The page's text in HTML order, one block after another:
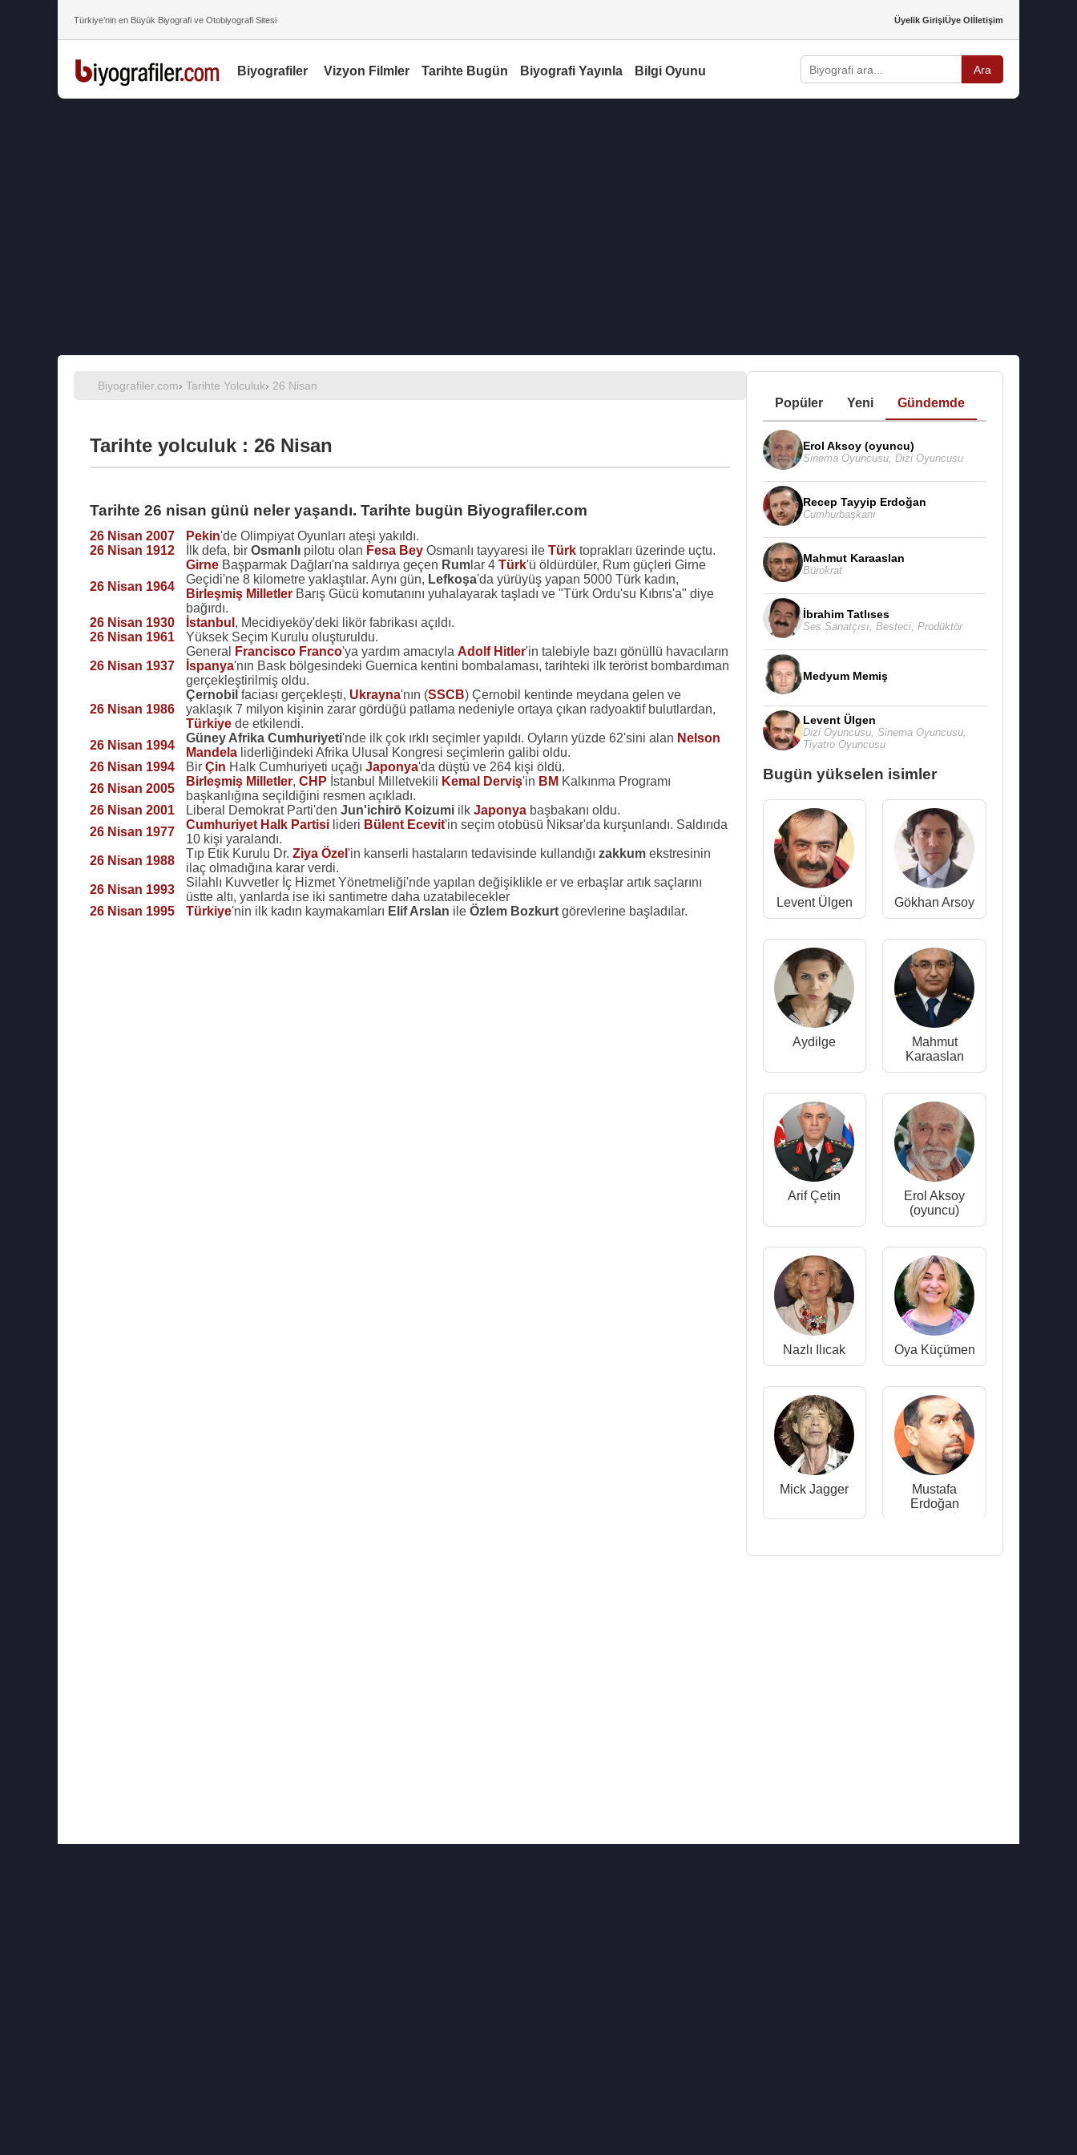
Türkiye’nin en Büyük Biyografi ve Otobiyografi Sitesi Üyelik GirişiÜye Olİletişim
Biyografiler Vizyon Filmler Tarihte Bugün Biyografi Yayınla Bilgi Oyunu Ara
Biyografiler.com› Tarihte Yolculuk› 26 Nisan
Tarihte yolculuk : 26 Nisan
Tarihte 26 nisan günü neler yaşandı. Tarihte bugün Biyografiler.com
26 Nisan 2007 Pekin'de Olimpiyat Oyunları ateşi yakıldı.
26 Nisan 1912
İlk defa, bir Osmanlıpilotu olan Fesa BeyOsmanlı tayyaresi ile Türktoprakları üzerinde uçtu.
26 Nisan 1964
GirneBaşparmak Dağları'na saldırıya geçen Rumlar 4 Türk'ü öldürdüler, Rum güçleri Girne
Geçidi'ne 8 kilometre yaklaştılar. Aynı gün, Lefkoşa'da yürüyüş yapan 5000 Türk kadın,
Birleşmiş MilletlerBarış Gücü komutanını yuhalayarak taşladı ve "Türk Ordu'su Kıbrıs'a" diye
bağırdı.
26 Nisan 1930
İstanbul , Mecidiyeköy'deki likör fabrikası açıldı.
26 Nisan 1961
Yüksek Seçim Kurulu oluşturuldu.
26 Nisan 1937
General Francisco Franco'ya yardım amacıyla Adolf Hitler'in talebiyle bazı gönüllü havacıların
İspanya'nın Bask bölgesindeki Guernica kentini bombalaması, tarihteki ilk terörist bombardıman
gerçekleştirilmiş oldu.
26 Nisan 1986
Çernobil faciası gerçekleşti, Ukrayna'nın (SSCB) Çernobil kentinde meydana gelen ve
yaklaşık 7 milyon kişinin zarar gördüğü patlama nedeniyle ortaya çıkan radyoaktif bulutlardan,
Türkiyede etkilendi.
26 Nisan 1994
Güney Afrika Cumhuriyeti'nde ilk çok ırklı seçimler yapıldı. Oyların yüzde 62'sini alan Nelson
Mandelaliderliğindeki Afrika Ulusal Kongresi seçimlerin galibi oldu.
26 Nisan 1994
Bir Çin Halk Cumhuriyeti uçağı Japonya'da düştü ve 264 kişi öldü.
26 Nisan 2005
Birleşmiş Milletler, CHP İstanbul Milletvekili Kemal Derviş'in BM Kalkınma Programı
başkanlığına seçildiğini resmen açıkladı.
26 Nisan 2001
Liberal Demokrat Parti'den Jun'ichirō Koizumiilk Japonyabaşbakanı oldu.
26 Nisan 1977
Cumhuriyet Halk Partisilideri Bülent Ecevit'in seçim otobüsü Niksar'da kurşunlandı. Saldırıda
10 kişi yaralandı.
26 Nisan 1988
Tıp Etik Kurulu Dr. Ziya Özel 'in kanserli hastaların tedavisinde kullandığı zakkumekstresinin
ilaç olmadığına karar verdi.
26 Nisan 1993
Silahlı Kuvvetler İç Hizmet Yönetmeliği'nde yapılan değişiklikle er ve erbaşlar artık saçlarını
üstte altı, yanlarda ise iki santimetre daha uzatabilecekler
26 Nisan 1995
Türkiye'nin ilk kadın kaymakamları Elif Arslan ile Özlem Bozkurtgörevlerine başladılar.
Popüler Yeni Gündemde
Erol Aksoy (oyuncu)
Sinema Oyuncusu, Dizi Oyuncusu
Recep Tayyip Erdoğan
Cumhurbaşkanı
Mahmut Karaaslan
Bürokrat
İbrahim Tatlıses
Ses Sanatçısı Besteci, Prodüktör
Medyum Memiş
Levent Ülgen
Dizi Oyuncusu, Sinema Oyuncusu,
Tiyatro Oyuncusu
Bugün yükselen isimler
Levent Ülgen Gökhan Arsoy
Aydilge
Mahmut
Karaaslan
Arif Çetin
Erol Aksoy
(oyuncu)
Nazlı Ilıcak Oya Küçümen
Mick Jagger
Mustafa
Erdoğan